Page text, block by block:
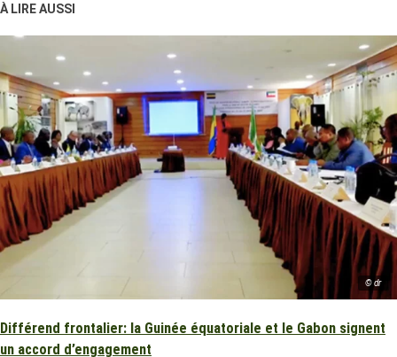
À LIRE AUSSI
© dr
Différend frontalier: la Guinée équatoriale et le Gabon signent
un accord d’engagement